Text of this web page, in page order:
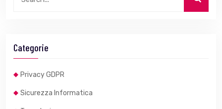
Categorie
Privacy GDPR
Sicurezza Informatica